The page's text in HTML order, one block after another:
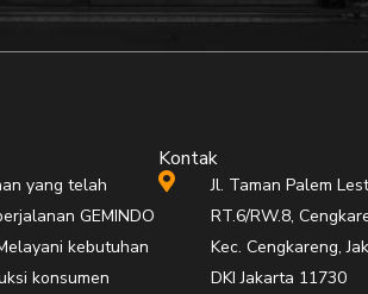
yang telah
GEMINDO
kebutuhan
konsumen
Kontak
Jl. Taman Palem
RT.6/RW.8,
Kec. Cengkareng,
DKI Jakarta 11730